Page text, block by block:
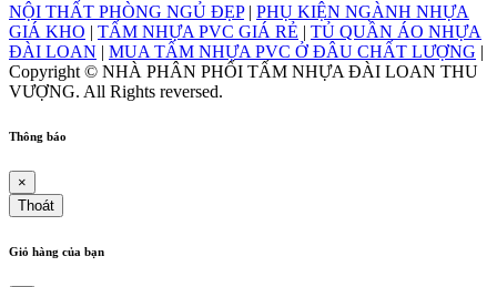
NỘI THẤT PHÒNG NGỦ ĐẸP | PHỤ KIỆN NGÀNH NHỰA
GIÁ KHO | TẤM NHỰA PVC GIÁ RẺ | TỦ QUẦN ÁO NHỰA
ĐÀI LOAN | MUA TẤM NHỰA PVC Ở ĐÂU CHẤT LƯỢNG |
Copyright © NHÀ PHÂN PHỐI TẤM NHỰA ĐÀI LOAN THU
VƯỢNG. All Rights reversed.
Thông báo
×
Thoát
Giỏ hàng của bạn